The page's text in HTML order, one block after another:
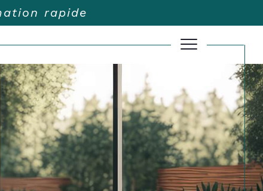
rapide
Filtrer
Réinitialiser les filtres